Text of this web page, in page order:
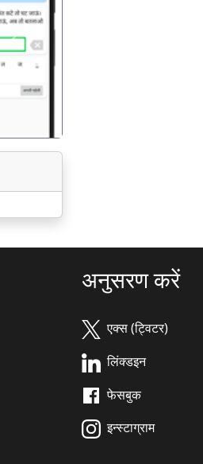
अगला
अनुसरण करें
एक्स (ट्विटर)
लिंक्डइन
फेसबुक
इन्स्टाग्राम